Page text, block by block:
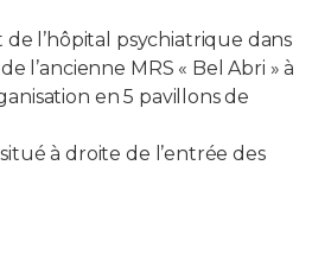
l’hôpital psychiatrique dans
l’ancienne MRS « Bel Abri » à
en 5 pavillons de
à droite de l’entrée des